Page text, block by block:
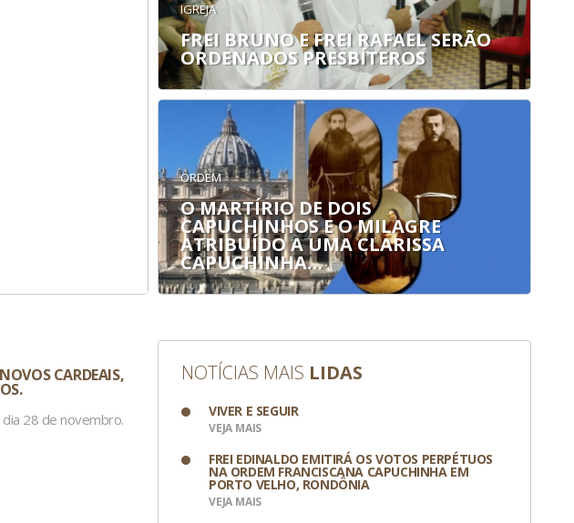
IGREJA
FREI BRUNO E FREI RAFAEL SERÃO
ORDENADOS PRESBÍTEROS
ORDEM
O MARTÍRIO DE DOIS
CAPUCHINHOS E O MILAGRE
ATRIBUÍDO A UMA CLARISSA
CAPUCHINHA…
CARDEAIS,
28 de novembro.
NOTÍCIAS MAIS LIDAS
VIVER E SEGUIR
VEJA MAIS
FREI EDINALDO EMITIRÁ OS VOTOS PERPÉTUOS
NA ORDEM FRANCISCANA CAPUCHINHA EM
PORTO VELHO, RONDÔNIA
VEJA MAIS